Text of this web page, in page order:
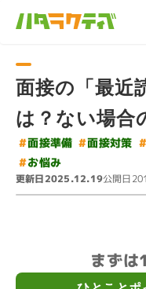
面接の「最近
は？ない場合
#面接準備 #面接対策
#お悩み
更新日2025.12.19公開日
まずは